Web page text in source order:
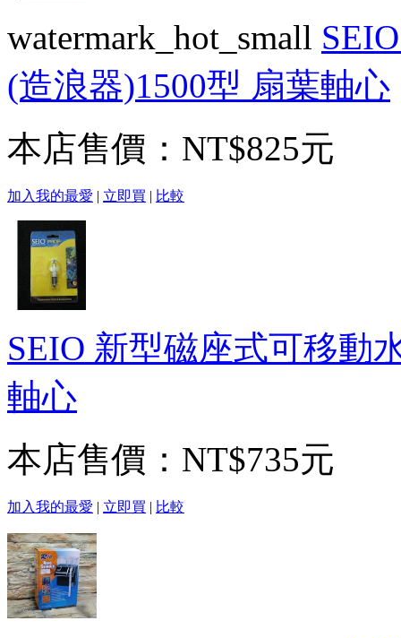
watermark_hot_small
(造浪器)1500型 扇葉軸心
本店售價： NT$825元
加入我的最愛 | 立即買 | 比較
SEIO 新型磁座式可移動
軸心
本店售價： NT$735元
加入我的最愛 | 立即買 | 比較